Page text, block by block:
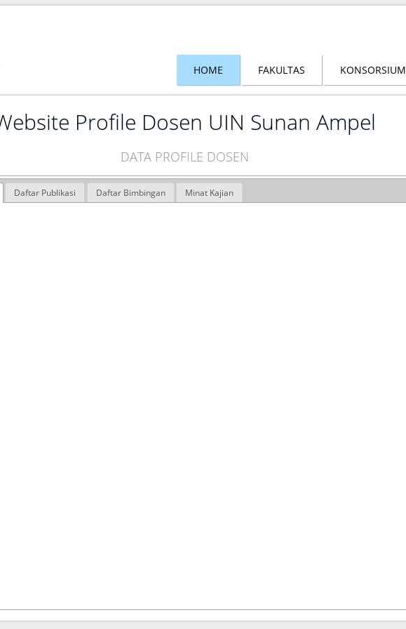
HOME FAKULTAS KONSORSIUM
Profile Dosen UIN Sunan Ampel
DATA PROFILE DOSEN
Daftar Publikasi Daftar Bimbingan Minat Kajian